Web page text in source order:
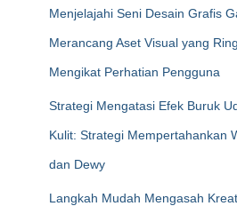
Menjelajahi Seni Desain Grafis
Merancang Aset Visual yang
Mengikat Perhatian Pengguna
Strategi Mengatasi Efek Buruk
Kulit: Strategi Mempertahankan
dan Dewy
Langkah Mudah Mengasah